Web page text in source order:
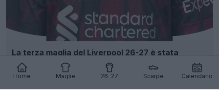
Home Maglie 26-27 Scarpe Calendario
La terza maglia del Liverpool 26-27 è stata
filtrata in anteprima - Foto ufficiali - In arrivo il 12
agosto
114 0 186.1K